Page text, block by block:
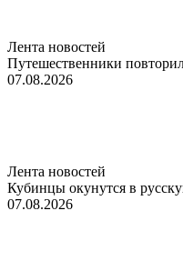
Лента новостей
Путешественники
07.08.2026
Лента новостей
Кубинцы окунутся в
07.08.2026